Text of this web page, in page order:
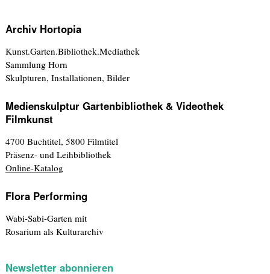
Archiv Hortopia
Kunst.Garten.Bibliothek.Mediathek
Sammlung Horn
Skulpturen, Installationen, Bilder
Medienskulptur Gartenbibliothek & Videothek
Filmkunst
4700 Buchtitel, 5800 Filmtitel
Präsenz- und Leihbibliothek
Online-Katalog
Flora Performing
Wabi-Sabi-Garten mit
Rosarium als Kulturarchiv
Newsletter abonnieren